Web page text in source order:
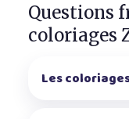
Questions
coloriages
Les